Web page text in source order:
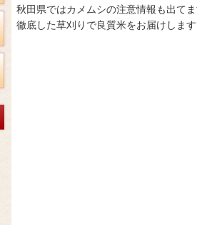
秋田県ではカメムシの注意情報も出て
徹底した草刈りで良質米をお届けしま